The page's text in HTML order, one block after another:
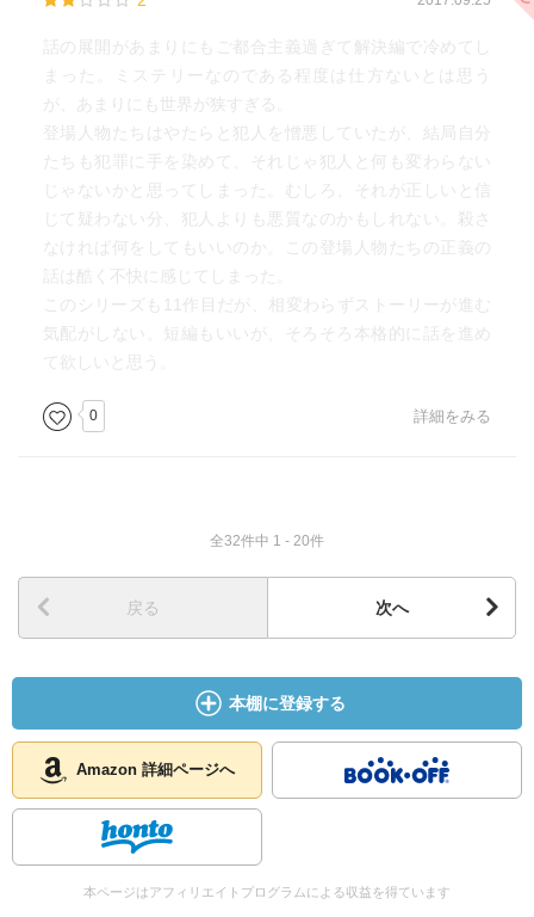
話の展開があまりにもご都合主義過ぎて解決編で冷めてし
まった。ミステリーなのである程度は仕方ないとは思う
が、あまりにも世界が狭すぎる。
登場人物たちはやたらと犯人を憎悪していたが、結局自分
たちも犯罪に手を染めて、それじゃ犯人と何も変わらない
じゃないかと思ってしまった。むしろ、それが正しいと信
じて疑わない分、犯人よりも悪質なのかもしれない。殺さ
なければ何をしてもいいのか。この登場人物たちの正義の
話は酷く不快に感じてしまった。
このシリーズも11作目だが、相変わらずストーリーが進む
気配がしない。短編もいいが、そろそろ本格的に話を進め
て欲しいと思う。
0 詳細をみる
全32件中 1 - 20件
戻る 次へ
本棚に登録する
Amazon 詳細ページへ
本ページはアフィリエイトプログラムによる収益を得ています